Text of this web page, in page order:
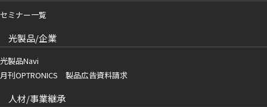
セミナー一覧
光製品/企業
光製品Navi
月刊OPTRONICS 製品広告資料請求
人材/事業継承